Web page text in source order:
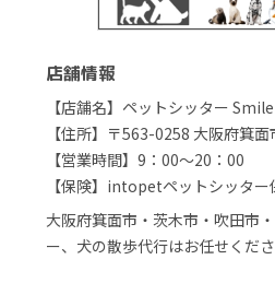
店舗情報
【店舗名】ペットシッター
【住所】〒563-0258 大阪府箕
【営業時間】9：00～20：00
【保険】intopetペットシッター
大阪府箕面市・茨木市・吹田市
ー、犬の散歩代行はお任せくださ